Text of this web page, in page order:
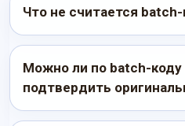
Что не считается
Можно ли по batch-коду
подтвердить